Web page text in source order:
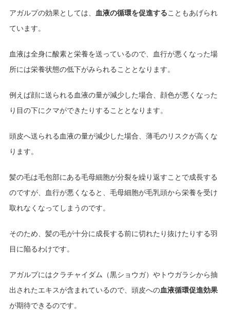
アガルプの効果としては、 血液の循環を促進することもあげられ
ています。
血液は全身に酸素と栄養を送っているので、血行が悪くなった場
所には栄養状態の低下がみられることとなります。
例えば顔に送られる血液の量が減少した場合、顔色が悪くなった
り目の下にクマができたりすることとなります。
頭皮へ送られる血液の量が減少した場合、薄毛のリスクが高くな
ります。
髪の毛は毛包部にある毛母細胞が分裂を繰り返すことで成長する
のですが、血行が悪くなると、毛母細胞が毛乳頭から栄養を受け
取れなくなってしまうのです。
そのため、髪の毛が十分に成長する前に切れたり抜けたりする羽
目に陥るわけです。
アガルプにはクラチャイダム（黒ショウガ）やトウガラシから抽
出されたエキスが含まれているので、頭皮への血液循環促進効果
が期待できるのです。